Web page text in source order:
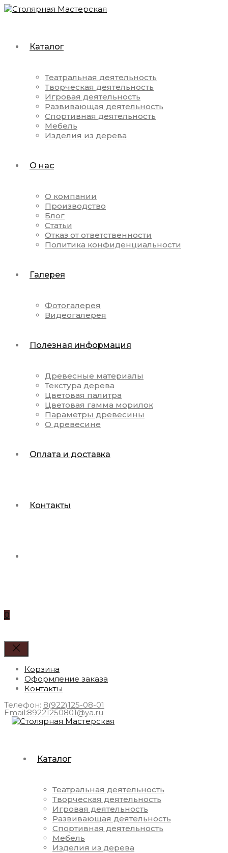
Каталог
Театральная деятельность
Творческая деятельность
Игровая деятельность
Развивающая деятельность
Спортивная деятельность
Мебель
Изделия из дерева
О нас
О компании
Производство
Блог
Статьи
Отказ от ответственности
Политика конфиденциальности
Галерея
Фотогалерея
Видеогалерея
Полезная информация
Древесные материалы
Текстура дерева
Цветовая палитра
Цветовая гамма морилок
Параметры древесины
О древесине
Оплата и доставка
Контакты
0
Корзина
Оформление заказа
Контакты
Телефон: 8(922)125-08-01
Email:89221250801@ya.ru
Каталог
Театральная деятельность
Творческая деятельность
Игровая деятельность
Развивающая деятельность
Спортивная деятельность
Мебель
Изделия из дерева